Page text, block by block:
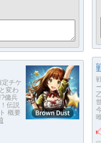
チケ
変わ
傭兵
伝説
概要